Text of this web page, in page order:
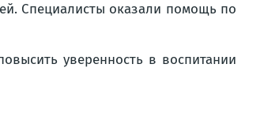
Специалисты оказали помощь по
уверенность в воспитании